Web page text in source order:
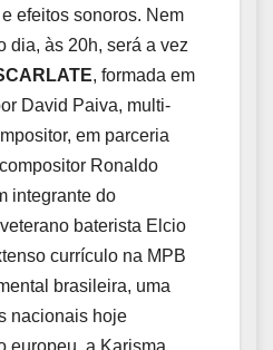
efeitos sonoros. Nem
dia, às 20h, será a vez
, formada em
David Paiva, multi-
em parceria
Ronaldo
integrante do
baterista Elcio
currículo na MPB
brasileira, uma
nacionais hoje